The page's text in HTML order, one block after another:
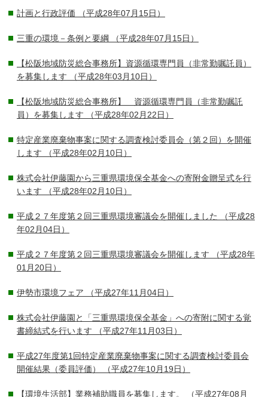
計画と行政評価 （平成28年07月15日）
三重の環境－条例と要綱 （平成28年07月15日）
【松阪地域防災総合事務所】資源循環専門員（非常勤嘱託員）
を募集します （平成28年03月10日）
【松阪地域防災総合事務所】 資源循環専門員（非常勤嘱託
員）を募集します （平成28年02月22日）
特定産業廃棄物事案に関する調査検討委員会（第２回）を開催
します （平成28年02月10日）
株式会社伊藤園から三重県環境保全基金への寄附金贈呈式を行
います （平成28年02月10日）
平成２７年度第２回三重県環境審議会を開催しました
（平成28
年02月04日）
平成２７年度第２回三重県環境審議会を開催します （平成28年
01月20日）
伊勢市環境フェア （平成27年11月04日）
株式会社伊藤園と「三重県環境保全基金」への寄附に関する覚
書締結式を行います （平成27年11月03日）
平成27年度第1回特定産業廃棄物事案に関する調査検討委員会
開催結果（委員評価）
（平成27年10月19日）
【環境生活部】業務補助職員を募集します。
（平成27年08月